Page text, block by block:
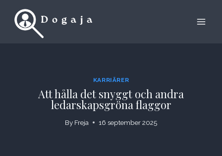
KARRIÄRER
Att hålla det snyggt och andra
ledarskapsgröna flaggor
By Freja 16 september 2025